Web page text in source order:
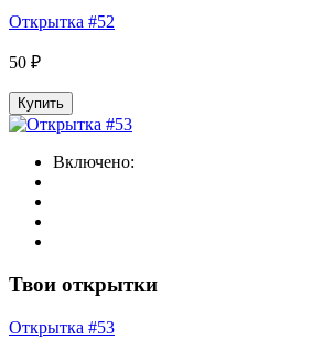
Открытка #52
50 ₽
Купить
Включено:
Твои открытки
Открытка #53